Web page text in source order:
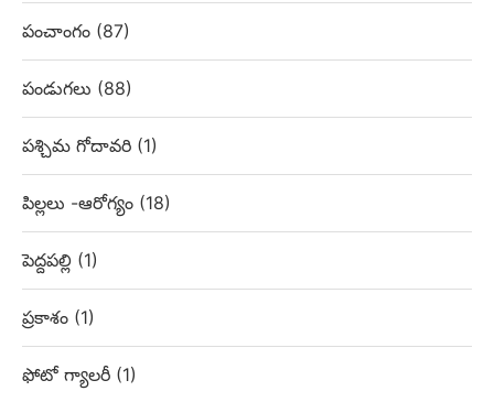
పంచాంగం (87)
పండుగలు (88)
పశ్చిమ గోదావరి (1)
పిల్లలు -ఆరోగ్యం (18)
పెద్దపల్లి (1)
ప్రకాశం (1)
ఫోటో గ్యాలరీ (1)